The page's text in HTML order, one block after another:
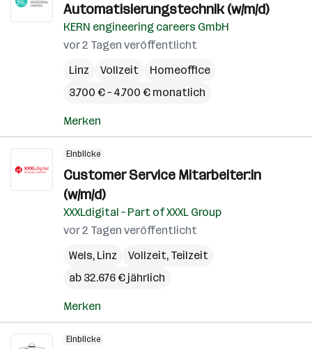
Automatisierungstechnik (w/m/d)
KERN engineering careers GmbH
vor 2 Tagen veröffentlicht
Linz
Vollzeit
Homeoffice
3.700 € – 4.700 € monatlich
Merken
Einblicke
Customer Service Mitarbeiter:in
(w/m/d)
XXXLdigital – Part of XXXL Group
vor 2 Tagen veröffentlicht
Wels, Linz
Vollzeit, Teilzeit
ab 32.676 € jährlich
Merken
Einblicke